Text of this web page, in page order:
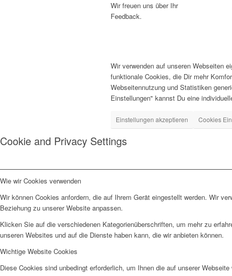
Wir freuen uns über Ihr
Feedback.
Wir verwenden auf unseren Webseiten
funktionale Cookies, die Dir mehr
Webseitennutzung und Statistiken
Einstellungen" kannst Du eine
Einstellungen akzeptieren Cookies
Cookie and Privacy Settings
Wie wir Cookies verwenden
Wir können Cookies anfordern, die auf Ihrem Gerät eingestellt werden. Wir
Beziehung zu unserer Website anpassen.
Klicken Sie auf die verschiedenen Kategorienüberschriften, um mehr zu
unseren Websites und auf die Dienste haben kann, die wir anbieten können.
Wichtige Website Cookies
Diese Cookies sind unbedingt erforderlich, um Ihnen die auf unserer